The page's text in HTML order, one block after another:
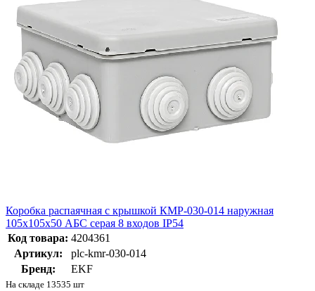
Коробка распаячная с крышкой КМР-030-014 наружная
105х105х50 АБС серая 8 входов IP54
Код товара: 4204361
Артикул:
plc-kmr-030-014
Бренд:
EKF
На складе 13535 шт